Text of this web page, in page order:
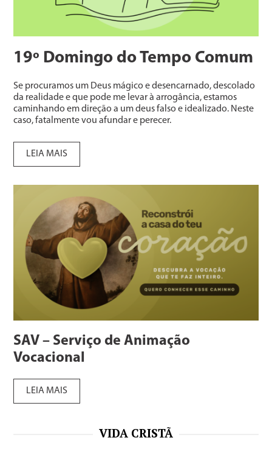
19º Domingo do Tempo Comum
Se procuramos um Deus mágico e desencarnado, descolado
da realidade e que pode me levar à arrogância, estamos
caminhando em direção a um deus falso e idealizado. Neste
caso, fatalmente vou afundar e perecer.
LEIA MAIS
SAV – Serviço de Animação
Vocacional
LEIA MAIS
VIDA CRISTÃ